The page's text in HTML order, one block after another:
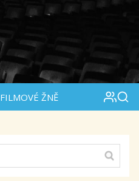
FILMOVÉ ŽNĚ